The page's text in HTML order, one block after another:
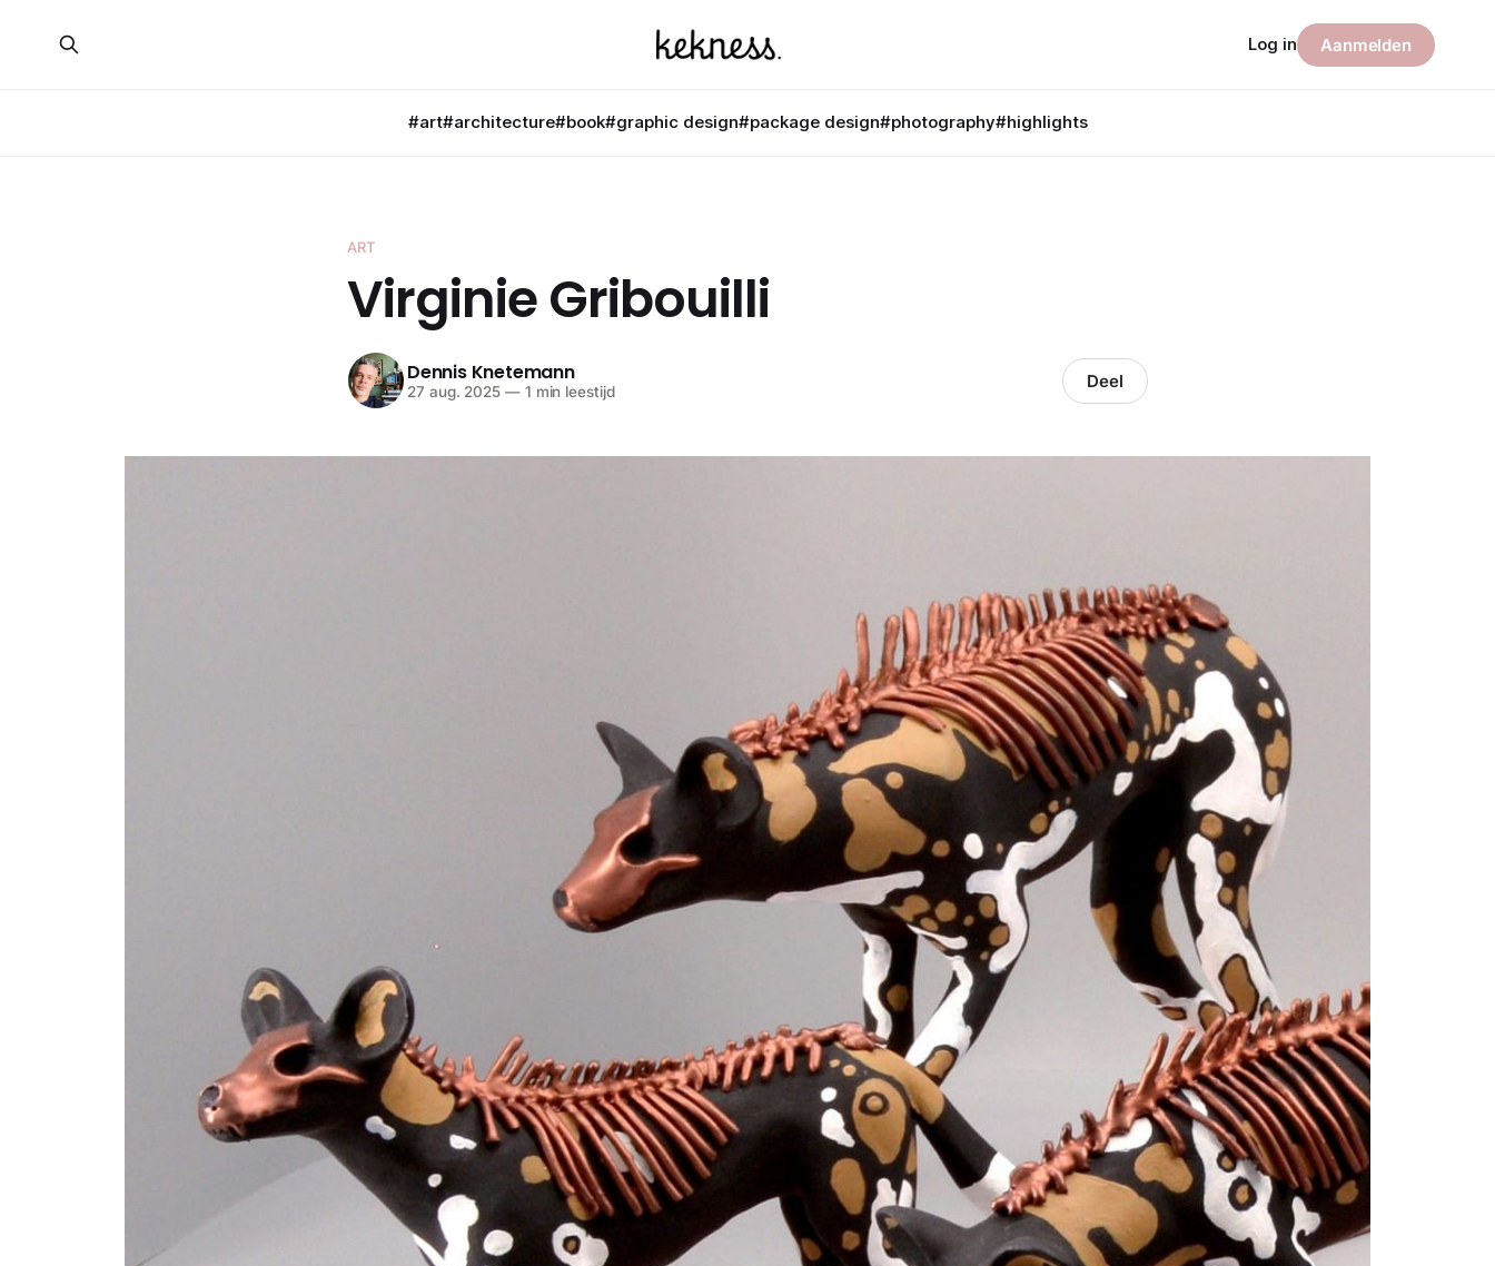
#art#architecture#book#graphic design#package design#photography#highlights
Log in Aanmelden
ART
Virginie Gribouilli
Dennis Knetemann
27 aug. 2025 —1 min leestijd Deel